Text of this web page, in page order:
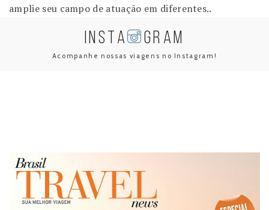
amplie seu campo de atuação em diferentes..
INSTA GRAM
Acompanhe nossas viagens no Instagram!